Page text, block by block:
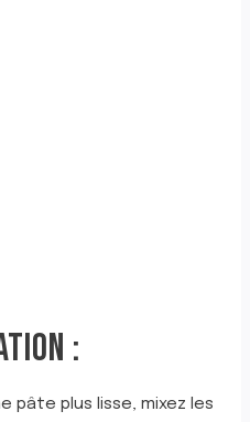
:
pâte plus lisse, mixez les